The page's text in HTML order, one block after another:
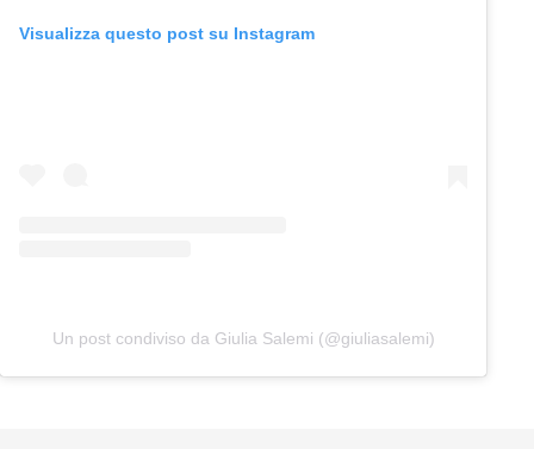
Visualizza questo post su Instagram
Un post condiviso da Giulia Salemi (@giuliasalemi)